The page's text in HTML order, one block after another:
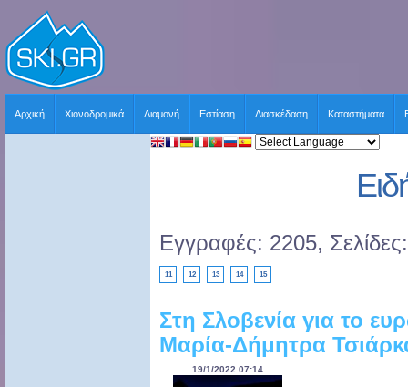
Αρχική Χιονοδρομικά Διαμονή Εστίαση Διασκέδαση Καταστήματα
Εγγραφές: 2205,
11 12 13 14 15
Στη Σλοβενία για το
Μαρία-Δήμητρα
19/1/2022 07:14